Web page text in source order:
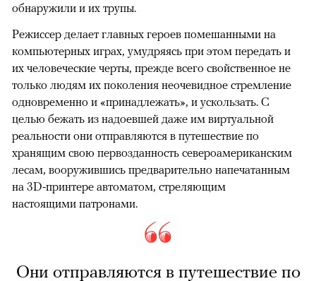
обнаружили и их трупы.
Режиссер делает главных героев помешанными на
компьютерных играх, умудряясь при этом передать и
их человеческие черты, прежде всего свойственное не
только людям их поколения неочевидное стремление
одновременно и «принадлежать», и ускользать. С
целью бежать из надоевшей даже им виртуальной
реальности они отправляются в путешествие по
хранящим свою первозданность североамериканским
лесам, вооружившись предварительно напечатанным
на 3D-принтере автоматом, стреляющим
настоящими патронами.
Они отправляются в путешествие по